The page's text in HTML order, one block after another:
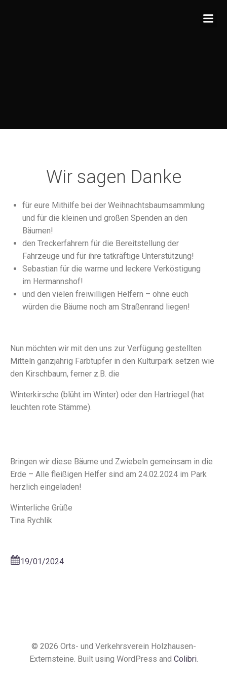
Wir sagen Danke
für eure Mithilfe bei der Weihnachtsbaumsammlung
und für die kleinen und großen Spenden an den
Bäumen!
den Treckerfahrern für die Bereitstellung der
Fahrzeuge und für ihre tatkräftige Unterstützung!
Sebastian für die warme und leckere Verköstigung
im Hermannshof!
und den vielen freiwilligen Helfern – ohne euch
würden die Bäume noch am Straßenrand liegen!
Nun möchten wir mit den uns zur Verfügung gestellten
Mitteln ganzjährig Farbtupfer in den Kulturpark setzen wie
den Kirschbaum, ferner z.B. die
Winterkirsche (blüht im Winter) oder den Hartriegel (hat
leuchten rote Stämme).
Bringen wir diese Bäume und Zwiebeln gemeinsam in die
Erde – Alle fleißigen Helfer sind am 24.02.2024 im Park
herzlich eingeladen!
Winterliche Grüße
Tina Rychlik
19/01/2024
© 2026 Orts- und Verkehrsverein Holzhausen-
Externsteine. Built using WordPress and Colibri.